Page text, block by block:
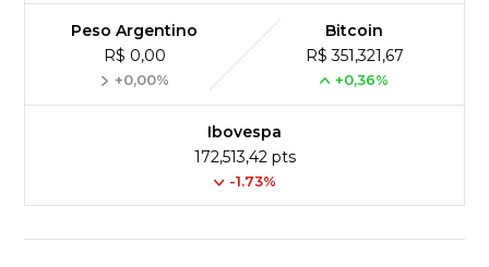
Peso Argentino
R$ 0,00
+0,00%
Bitcoin
R$ 351,321,67
+0,36%
Ibovespa
172,513,42 pts
-1.73%